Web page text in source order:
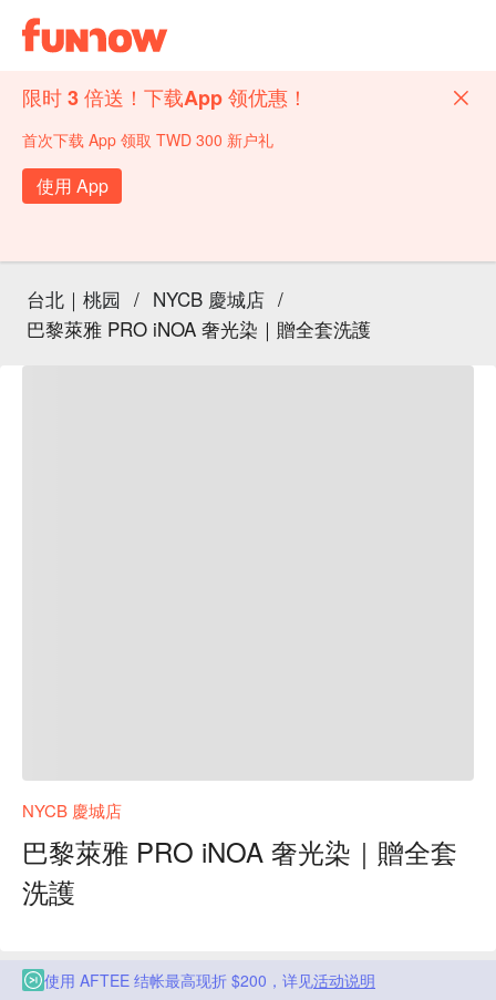
限时 3 倍送！下载App 领优惠！
首次下载 App 领取 TWD 300 新户礼
使用 App
台北｜桃园 / NYCB 慶城店 /
巴黎萊雅 PRO iNOA 奢光染｜贈全套洗護
NYCB 慶城店
巴黎萊雅 PRO iNOA 奢光染｜贈全套
洗護
使用 AFTEE 结帐最高现折 $200，详见活动说明